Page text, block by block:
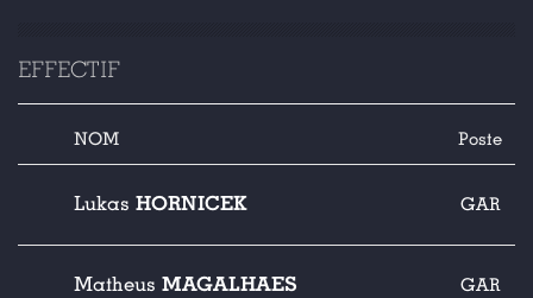
EFFECTIF
NOM Poste
Lukas HORNICEK GAR
Matheus MAGALHAES GAR